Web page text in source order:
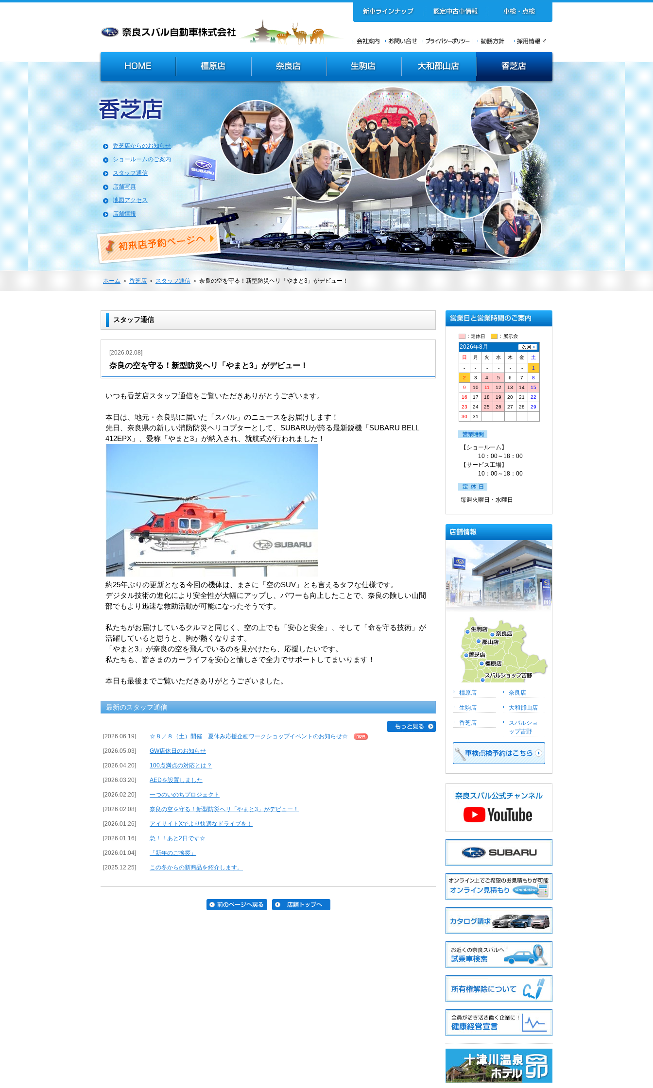
香芝店からのお知らせ
ショールームのご案内
スタッフ通信
店舗写真
地図アクセス
店舗情報
ホーム ＞ 香芝店 ＞ スタッフ通信 ＞ 奈良の空を守る！新型防災ヘリ「やまと3」がデビュー！
スタッフ通信
[2026.02.08]
奈良の空を守る！新型防災ヘリ「やまと3」がデビュー！
いつも香芝店スタッフ通信をご覧いただきありがとうございます。
本日は、地元・奈良県に届いた「スバル」のニュースをお届けします！
​先日、奈良県の新しい消防防災ヘリコプターとして、SUBARUが誇る最新鋭機「SUBARU BELL
412EPX」、愛称「やまと3」が納入され、就航式が行われました！
​約25年ぶりの更新となる今回の機体は、まさに「空のSUV」とも言えるタフな仕様です。
デジタル技術の進化により安全性が大幅にアップし、パワーも向上したことで、奈良の険しい山間
部でもより迅速な救助活動が可能になったそうです。
私たちがお届けしているクルマと同じく、空の上でも「安心と安全」、そして「命を守る技術」が
活躍していると思うと、胸が熱くなります。
​「やまと3」が奈良の空を飛んでいるのを見かけたら、応援したいです。
私たちも、皆さまのカーライフを安心と愉しさで全力でサポートしてまいります！
本日も最後までご覧いただきありがとうございました。
最新のスタッフ通信
[2026.06.19] ☆８／８（土）開催 夏休み応援企画ワークショップイベントのお知らせ☆
[2026.05.03] GW店休日のお知らせ
[2026.04.20] 100点満点の対応とは？
[2026.03.20] AEDを設置しました
[2026.02.20] 一つのいのちプロジェクト
[2026.02.08] 奈良の空を守る！新型防災ヘリ「やまと3」がデビュー！
[2026.01.26] アイサイトXでより快適なドライブを！
[2026.01.16] 急！！あと2日です☆
[2026.01.04] 「新年のご挨拶」
[2025.12.25] この冬からの新商品を紹介します。
【ショールーム】
10：00～18：00
【サービス工場】
10：00～18：00
毎週火曜日・水曜日
橿原店 奈良店
生駒店 大和郡山店
香芝店
スバルショ
ップ吉野